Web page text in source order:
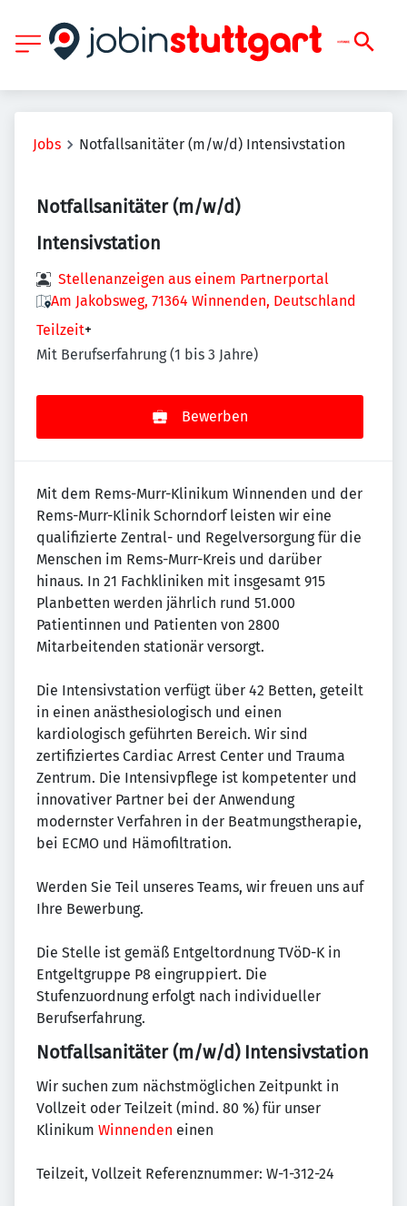
Jobs Notfallsanitäter (m/w/d) Intensivstation
Notfallsanitäter (m/w/d)
Intensivstation
Stellenanzeigen aus einem Partnerportal
Am Jakobsweg, 71364 Winnenden, Deutschland
Teilzeit+
Mit Berufserfahrung (1 bis 3 Jahre)
Bewerben
Mit dem Rems-Murr-Klinikum Winnenden und der
Rems-Murr-Klinik Schorndorf leisten wir eine
qualifizierte Zentral- und Regelversorgung für die
Menschen im Rems-Murr-Kreis und darüber
hinaus. In 21 Fachkliniken mit insgesamt 915
Planbetten werden jährlich rund 51.000
Patientinnen und Patienten von 2800
Mitarbeitenden stationär versorgt.
Die Intensivstation verfügt über 42 Betten, geteilt
in einen anästhesiologisch und einen
kardiologisch geführten Bereich. Wir sind
zertifiziertes Cardiac Arrest Center und Trauma
Zentrum. Die Intensivpflege ist kompetenter und
innovativer Partner bei der Anwendung
modernster Verfahren in der Beatmungstherapie,
bei ECMO und Hämofiltration.
Werden Sie Teil unseres Teams, wir freuen uns auf
Ihre Bewerbung.
Die Stelle ist gemäß Entgeltordnung TVöD-K in
Entgeltgruppe P8 eingruppiert. Die
Stufenzuordnung erfolgt nach individueller
Berufserfahrung.
Notfallsanitäter (m/w/d) Intensivstation
Wir suchen zum nächstmöglichen Zeitpunkt in
Vollzeit oder Teilzeit (mind. 80 %) für unser
Klinikum Winnenden einen
Teilzeit, Vollzeit Referenznummer: W-1-312-24